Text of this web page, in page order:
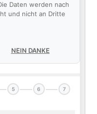
Daten werden nach
und nicht an Dritte
NEIN DANKE
5 6 7